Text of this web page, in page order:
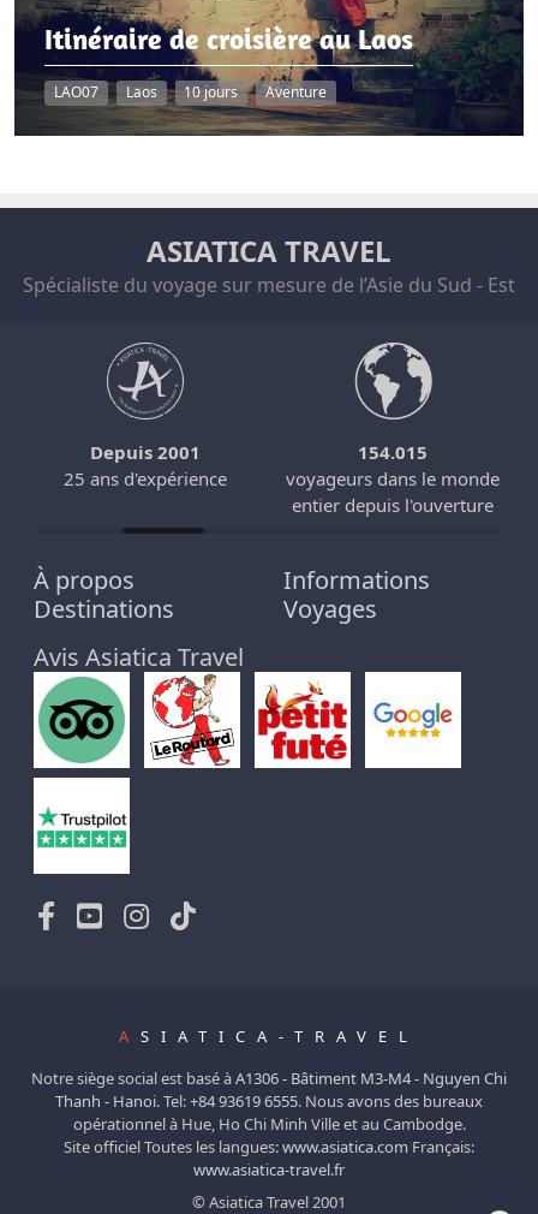
Itinéraire de croisière au Laos
LAO07 Laos 10 jours Aventure
ASIATICA TRAVEL
Spécialiste du voyage sur mesure de l’Asie du Sud - Est
Depuis 2001
25 ans d'expérience
154.015
voyageurs dans le monde
entier depuis l'ouverture
À propos
Informations
Destinations
Voyages
Avis Asiatica Travel
A SIATICA-TRAVEL
Notre siège social est basé àA1306 - Bâtiment M3-M4 - Nguyen Chi
Thanh - Hanoi.Tel:+84 93619 6555. Nous avons des bureaux
opérationnel à Hue, Ho Chi Minh Ville et au Cambodge.
Site officiel Toutes les langues:www.asiatica.com Français:
www.asiatica-travel.fr
© Asiatica Travel 2001